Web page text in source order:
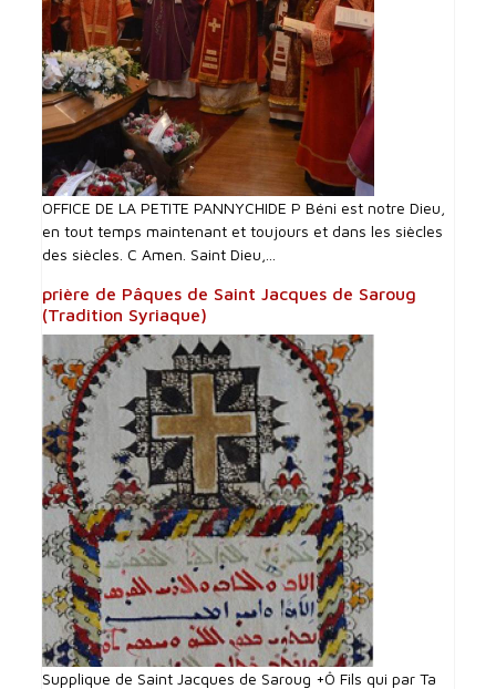
OFFICE DE LA PETITE PANNYCHIDE P Béni est notre Dieu,
en tout temps maintenant et toujours et dans les siècles
des siècles. C Amen. Saint Dieu,...
prière de Pâques de Saint Jacques de Saroug
(Tradition Syriaque)
Supplique de Saint Jacques de Saroug +Ô Fils qui par Ta